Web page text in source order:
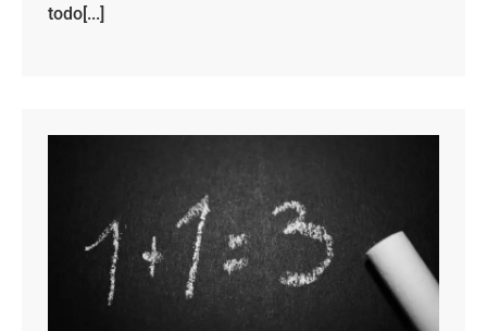
todo[...]